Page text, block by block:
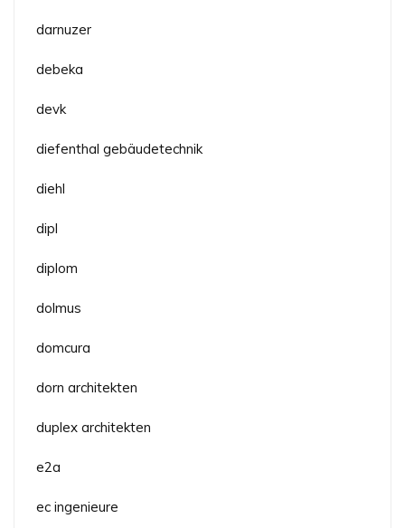
darnuzer
debeka
devk
diefenthal gebäudetechnik
diehl
dipl
diplom
dolmus
domcura
dorn architekten
duplex architekten
e2a
ec ingenieure